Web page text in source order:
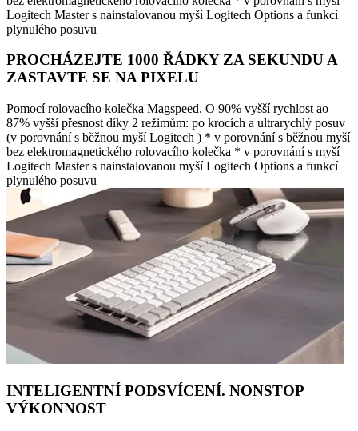
Logitech Master s nainstalovanou myší Logitech Options a funkcí
plynulého posuvu
PROCHÁZEJTE 1000 ŘÁDKY ZA SEKUNDU A
ZASTAVTE SE NA PIXELU
Pomocí rolovacího kolečka Magspeed. O 90% vyšší rychlost ao
87% vyšší přesnost díky 2 režimům: po krocích a ultrarychlý posuv
(v porovnání s běžnou myší Logitech ) * v porovnání s běžnou myší
bez elektromagnetického rolovacího kolečka * v porovnání s myší
Logitech Master s nainstalovanou myší Logitech Options a funkcí
plynulého posuvu
INTELIGENTNÍ PODSVÍCENÍ. NONSTOP
VÝKONNOST